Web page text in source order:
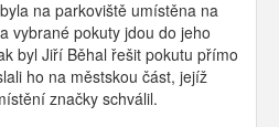
na parkoviště umístěna na
vybrané pokuty jdou do jeho
byl Jiří Běhal řešit pokutu přímo
ho na městskou část, jejíž
značky schválil.